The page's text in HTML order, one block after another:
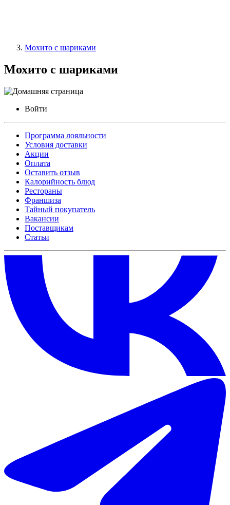
Мохито с шариками
Мохито с шариками
Войти
Программа лояльности
Условия доставки
Акции
Оплата
Оставить отзыв
Калорийность блюд
Рестораны
Франшиза
Тайный покупатель
Вакансии
Поставщикам
Статьи